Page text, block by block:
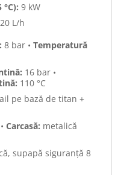
9 kW
L/h
8 bar • Temperatură
16 bar •
110 °C
pe bază de titan +
Carcasă: metalică
supapă siguranță 8